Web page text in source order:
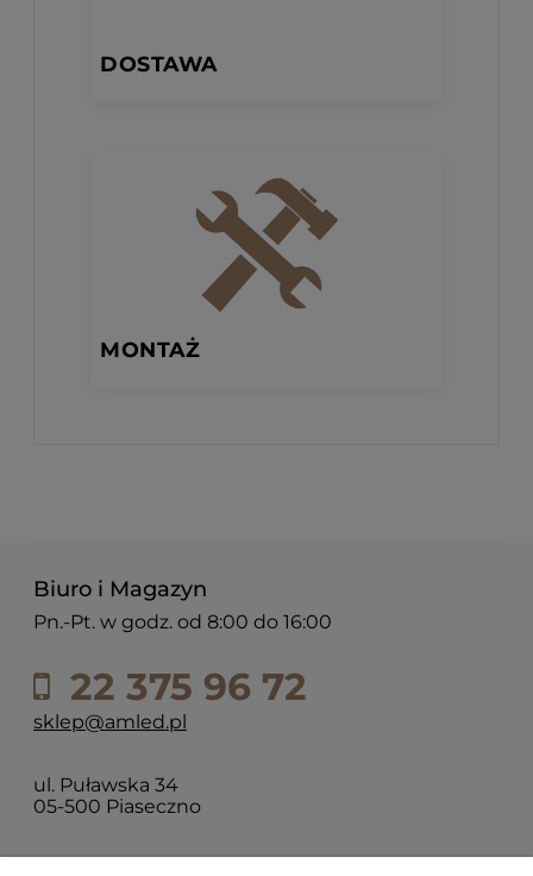
DOSTAWA
MONTAŻ
Biuro i Magazyn
Pn.-Pt. w godz. od 8:00 do 16:00
22 375 96 72
sklep@amled.pl
ul. Puławska 34
05-500 Piaseczno